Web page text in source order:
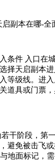
条件 入口在
择天启副本
等级线。进
道具或门票
干阶段，第
避免被击飞
地面标记，